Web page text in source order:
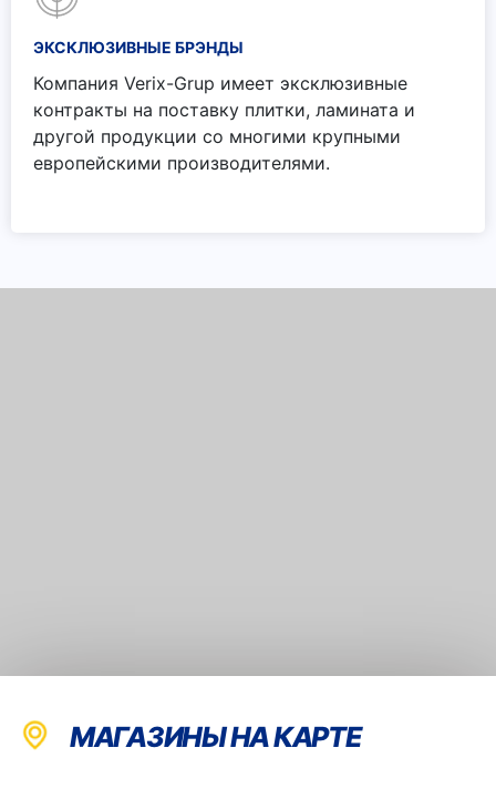
ЭКСКЛЮЗИВНЫЕ БРЭНДЫ
Компания Verix-Grup имеет эксклюзивные
контракты на поставку плитки, ламината и
другой продукции со многими крупными
европейскими производителями.
МАГАЗИНЫ НА КАРТЕ